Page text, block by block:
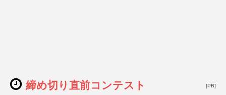
締め切り直前コンテスト [PR]